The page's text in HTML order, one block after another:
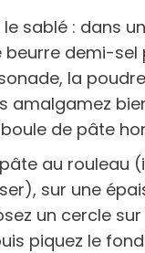
le sablé : dans
beurre demi-
la
amalgamez
de pâte
au rouleau
sur une
un cercle
piquez le